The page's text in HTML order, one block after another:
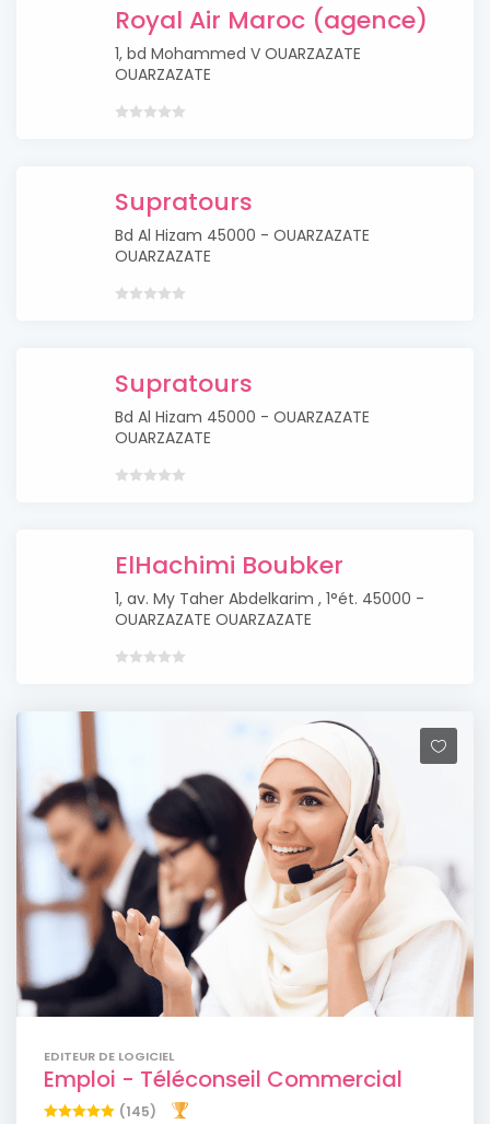
Royal Air Maroc (agence)
1, bd Mohammed V OUARZAZATE
OUARZAZATE
Supratours
Bd Al Hizam 45000 - OUARZAZATE
OUARZAZATE
Supratours
Bd Al Hizam 45000 - OUARZAZATE
OUARZAZATE
ElHachimi Boubker
1, av. My Taher Abdelkarim , 1°ét. 45000 -
OUARZAZATE OUARZAZATE
EDITEUR DE LOGICIEL
Emploi - Téléconseil Commercial
(145)